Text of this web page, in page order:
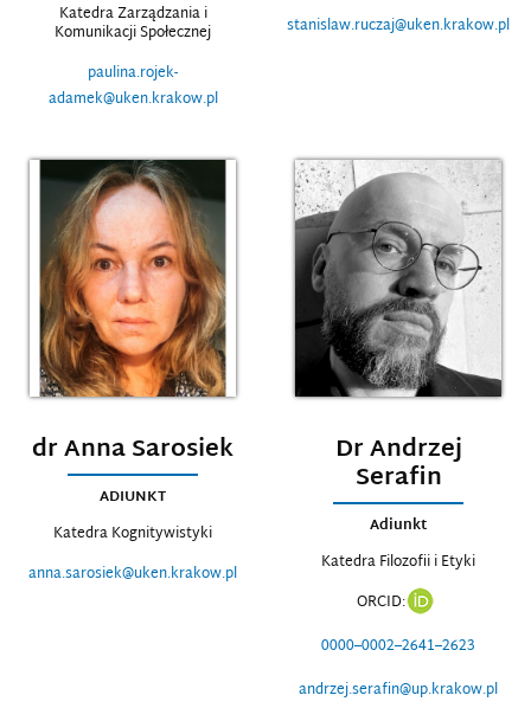
Katedra Zarządzania i
Komunikacji Społecznej
paulina.rojek-
adamek@uken.krakow.pl
stanislaw.ruczaj@uken.krakow.pl
dr Anna Sarosiek
ADIUNKT
Katedra Kognitywistyki
anna.sarosiek@uken.krakow.pl
Dr Andrzej
Serafin
Adiunkt
Katedra Filozofii i Etyki
ORCID:
0000–0002–2641–2623
andrzej.serafin@up.krakow.pl